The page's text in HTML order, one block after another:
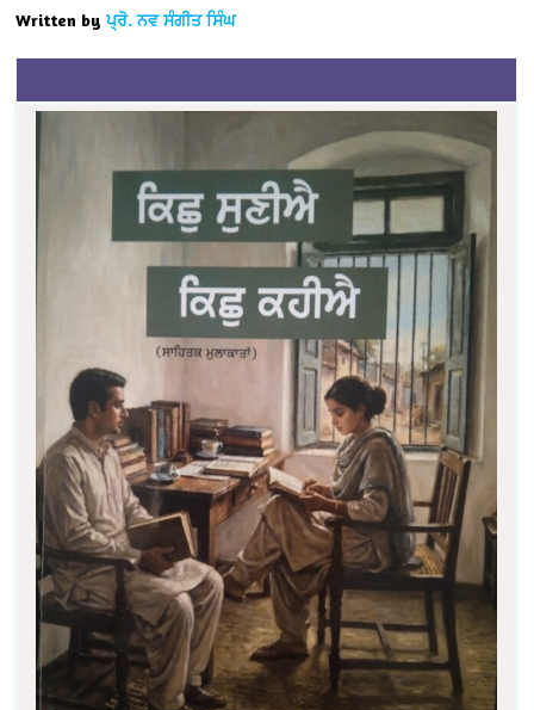
Written by ਪ੍ਰੋ. ਨਵ ਸੰਗੀਤ ਸਿੰਘ